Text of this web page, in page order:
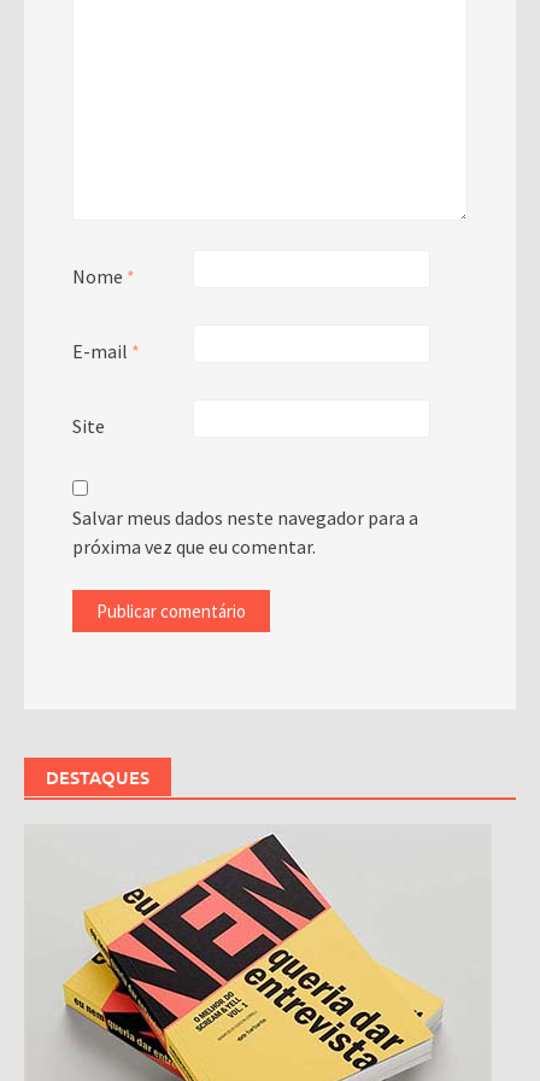
Nome *
E-mail *
Site
Salvar meus dados neste navegador para a
próxima vez que eu comentar.
DESTAQUES